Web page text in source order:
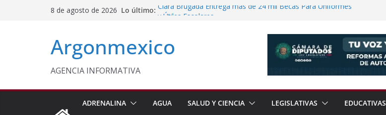
8 de agosto de 2026 Lo último: Clara Brugada Entrega más de 24 mil Becas Para Uniformes
Chimalhuacán
Sheinbaum Entrega Pensión Mujeres Bienestar a
y Perú
Argonmexico
AGENCIA INFORMATIVA
ADRENALINA AGUA SALUD Y CIENCIA LEGISLATIVAS EDUCATIVAS